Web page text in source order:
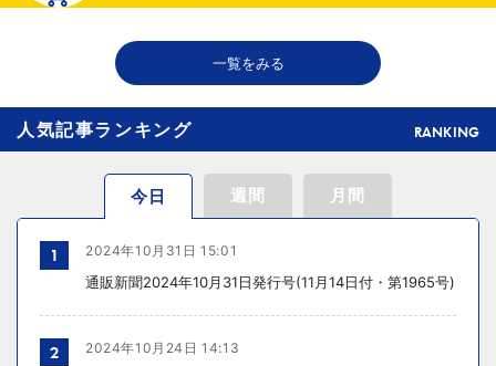
2026年08月06日 18:50
THE RICHが149の温浴施設で広告、都内29店舗で製品導入
一覧をみる
人気記事ランキング RANKING
今日 週間 月間
1 2024年10月31日 15:01
通販新聞2024年10月31日発行号(11月14日付・第1965号)
2 2024年10月24日 14:13